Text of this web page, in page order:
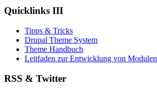
Quicklinks III
Tipps & Tricks
Drupal Theme System
Theme Handbuch
Leitfaden zur Entwicklung von Modulen
RSS & Twitter